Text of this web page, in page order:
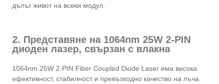
дълъг живот на всеки модул.
2. Представяне на 1064nm 25W 2-PIN
диоден лазер, свързан с влакна
1064nm 25W 2-PIN Fiber Coupled Diode Laser има висока
ефективност, стабилност и превъзходно качество на лъча.